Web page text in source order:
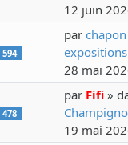
12 juin
594
par chapon
28 mai
478
par Fifi»
19 mai